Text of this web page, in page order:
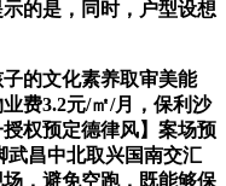
的是，同时，户型设想
的文化素养取审美能
费3.2元/㎡/月，保利沙
权预定德律风】案场预
武昌中北取兴国南交汇
，避免空跑，既能够保